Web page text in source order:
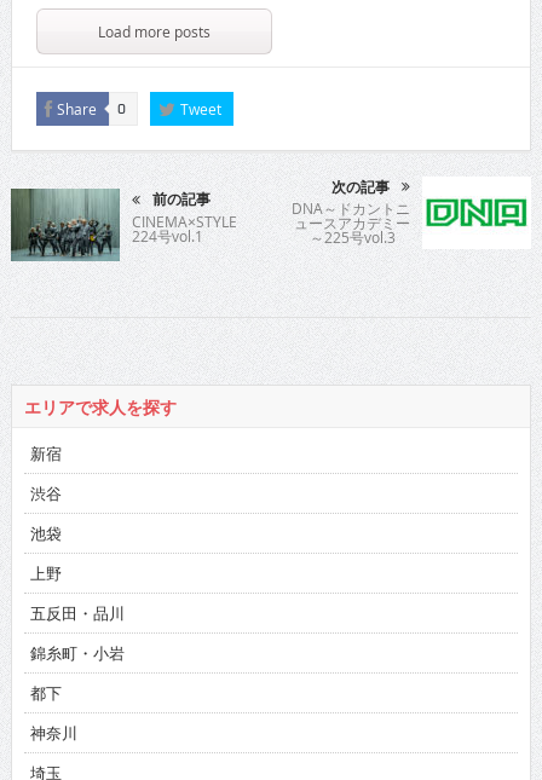
Load more posts
Share 0 Tweet
前の記事
CINEMA×STYLE
224号vol.1
次の記事
DNA～ドカントニ
ュースアカデミー
～225号vol.3
エリアで求人を探す
新宿
渋谷
池袋
上野
五反田・品川
錦糸町・小岩
都下
神奈川
埼玉